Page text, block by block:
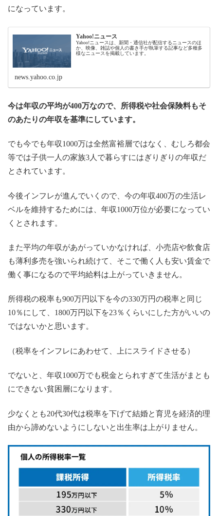
になっています。
Yahoo!ニュース
Yahoo!ニュースは、新聞・通信社が配信するニュースのほ
か、映像、雑誌や個人の書き手が執筆する記事など多種多
様なニュースを掲載しています。
news.yahoo.co.jp
今は年収の平均が400万なので、所得税や社会保険料もそ
のあたりの年収を基準にしています。
でも今でも年収1000万は全然富裕層ではなく、むしろ都会
等では子供一人の家族3人で暮らすにはぎりぎりの年収だ
とされています。
今後インフレが進んでいくので、今の年収400万の生活レ
ベルを維持するためには、年収1000万位が必要になってい
くとされます。
また平均の年収があがっていかなければ、小売店や飲食店
も薄利多売を強いられ続けて、そこで働く人も安い賃金で
働く事になるので平均給料は上がっていきません。
所得税の税率も900万円以下を今の330万円の税率と同じ
10％にして、1800万円以下を23％くらいにした方がいいの
ではないかと思います。
（税率をインフレにあわせて、上にスライドさせる）
でないと、年収1000万でも税金とられすぎて生活がまとも
にできない貧困層になります。
少なくとも20代30代は税率を下げて結婚と育児を経済的理
由から諦めないようにしないと出生率は上がりません。